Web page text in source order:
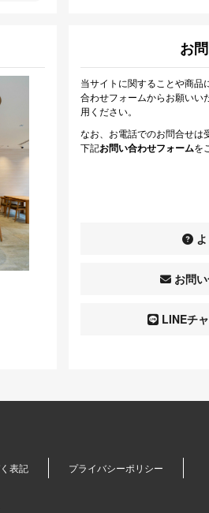
お
当サイトに関することや商品
合わせフォームからお願いい
用ください。
なお、お電話でのお問合せは
下記お問い合わせフォームを
よ
お問い
LINEチ
表記 プライバシーポリシー